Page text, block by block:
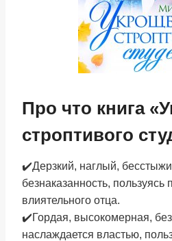
Про что книга
строптивого
✔️Дерзкий, наглый,
безнаказанность, пользуясь
влиятельного отца.
✔️Гордая, высокомерная,
наслаждается властью,